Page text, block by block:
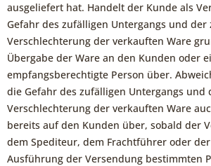
ausgeliefert hat. Handelt der Kunde als
Gefahr des zufälligen Untergangs und der
Verschlechterung der verkauften Ware
Übergabe der Ware an den Kunden oder
empfangsberechtigte Person über.
die Gefahr des zufälligen Untergangs und
Verschlechterung der verkauften Ware
bereits auf den Kunden über, sobald der
dem Spediteur, dem Frachtführer oder
Ausführung der Versendung bestimmten